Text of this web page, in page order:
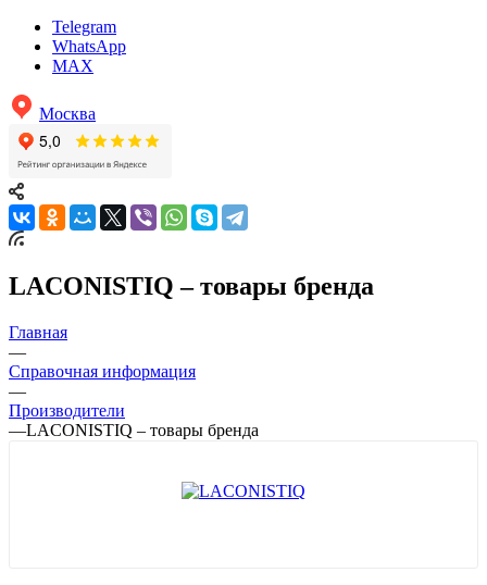
Telegram
WhatsApp
MAX
Москва
LACONISTIQ – товары бренда
Главная
—
Справочная информация
—
Производители
—LACONISTIQ – товары бренда